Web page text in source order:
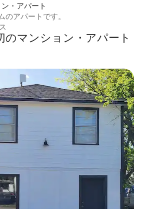
・アパート
のアパートです。
のマンション・アパート